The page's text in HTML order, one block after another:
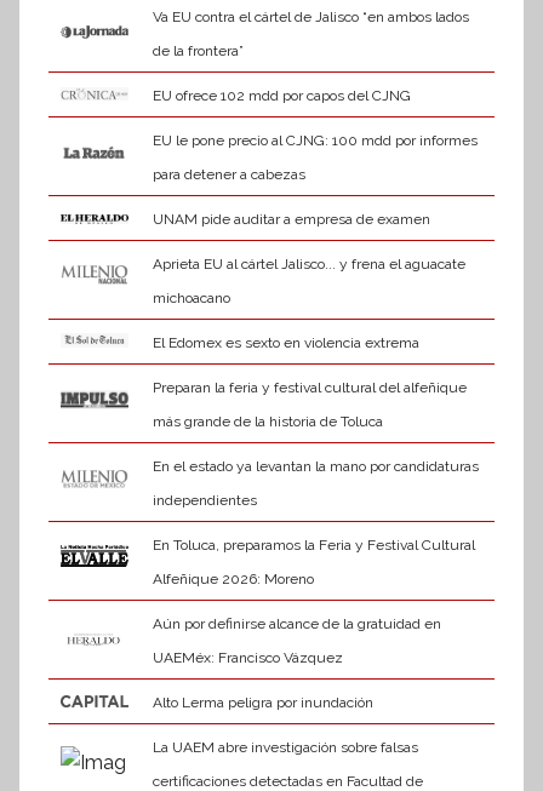
Va EU contra el cártel de Jalisco “en ambos lados
de la frontera”
EU ofrece 102 mdd por capos del CJNG
EU le pone precio al CJNG: 100 mdd por informes
para detener a cabezas
UNAM pide auditar a empresa de examen
Aprieta EU al cártel Jalisco... y frena el aguacate
michoacano
El Edomex es sexto en violencia extrema
Preparan la feria y festival cultural del alfeñique
más grande de la historia de Toluca
En el estado ya levantan la mano por candidaturas
independientes
En Toluca, preparamos la Feria y Festival Cultural
Alfeñique 2026: Moreno
Aún por definirse alcance de la gratuidad en
UAEMéx: Francisco Vázquez
Alto Lerma peligra por inundación
La UAEM abre investigación sobre falsas
certificaciones detectadas en Facultad de